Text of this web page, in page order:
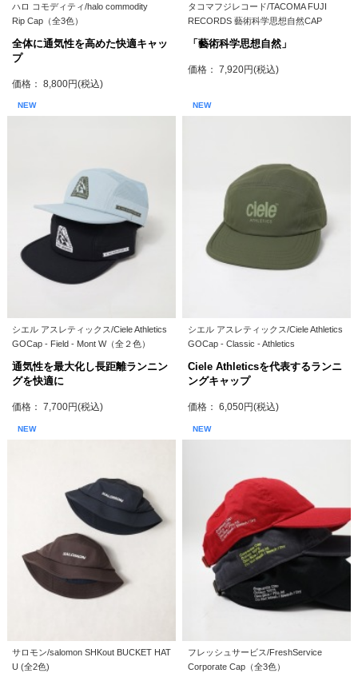
ハロ コモディティ/halo commodity
Rip Cap（全3色）
全体に通気性を高めた快適キャッ
プ
価格： 8,800円(税込)
タコマフジレコード/TACOMA FUJI
RECORDS 藝術科学思想自然CAP
「藝術科学思想自然」
価格： 7,920円(税込)
NEW
シエル アスレティックス/Ciele Athletics
GOCap - Field - Mont W（全２色）
通気性を最大化し長距離ランニン
グを快適に
価格： 7,700円(税込)
NEW
シエル アスレティックス/Ciele Athletics
GOCap - Classic - Athletics
Ciele Athleticsを代表するランニ
ングキャップ
価格： 6,050円(税込)
NEW
サロモン/salomon SHKout BUCKET HAT
U (全2色)
NEW
フレッシュサービス/FreshService
Corporate Cap（全3色）